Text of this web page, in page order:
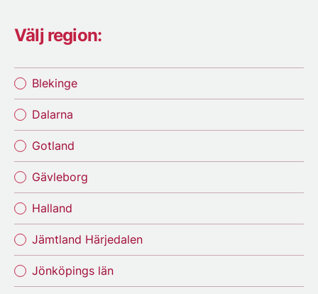
Välj region:
Blekinge
Dalarna
Gotland
Gävleborg
Halland
Jämtland Härjedalen
Jönköpings län